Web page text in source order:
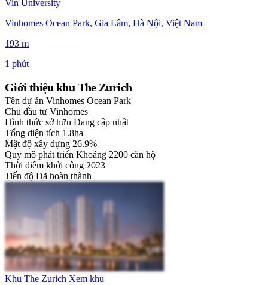
Vin University
Vinhomes Ocean Park, Gia Lâm, Hà Nội, Việt Nam
193 m
1 phút
Giới thiệu khu The Zurich
Tên dự án Vinhomes Ocean Park
Chủ đầu tư Vinhomes
Hình thức sở hữu Đang cập nhật
Tổng diện tích 1.8ha
Mật độ xây dựng 26.9%
Quy mô phát triển Khoảng 2200 căn hộ
Thời điểm khởi công 2023
Tiến độ Đã hoàn thành
Khu The Zurich Xem khu